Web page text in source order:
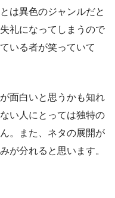
は異色のジャンルだと
礼になってしまうので
いる者が笑っていて
面白いと思うかも知れ
い人にとっては独特の
。また、ネタの展開が
が分れると思います。